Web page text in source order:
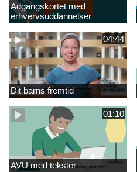
Adgangskortet med
erhvervsuddannelser
04:44
Dit barns fremtid
01:10
AVU med tekster